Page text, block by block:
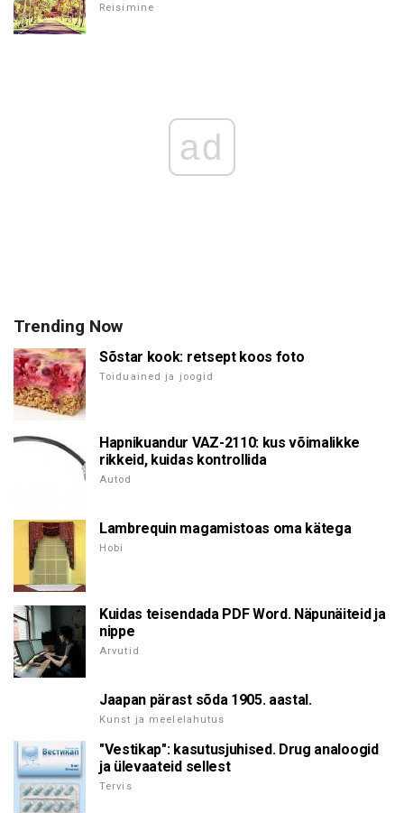
Reisimine
ad
Trending Now
Sõstar kook: retsept koos foto
Toiduained ja joogid
Hapnikuandur VAZ-2110: kus võimalikke
rikkeid, kuidas kontrollida
Autod
Lambrequin magamistoas oma kätega
Hobi
Kuidas teisendada PDF Word. Näpunäiteid ja
nippe
Arvutid
Jaapan pärast sõda 1905. aastal.
Kunst ja meelelahutus
"Vestikap": kasutusjuhised. Drug analoogid
ja ülevaateid sellest
Tervis